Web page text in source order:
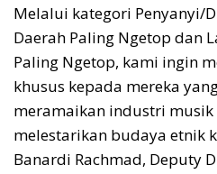
Melalui kategori Penyanyi/
Daerah Paling Ngetop dan
Paling Ngetop, kami ingin
khusus kepada mereka
meramaikan industri musik
melestarikan budaya etnik
Banardi Rachmad, Deputy